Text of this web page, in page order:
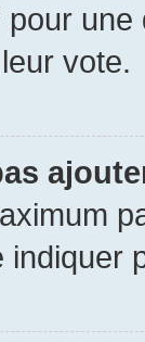
pour
vote.